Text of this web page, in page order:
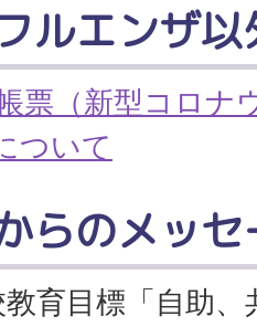
ルエンザ以
票（新型コロナ
ついて
らのメッセ
育目標「自助